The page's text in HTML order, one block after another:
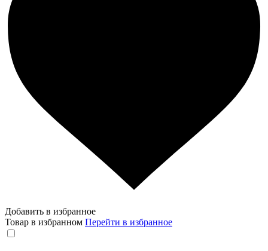
Добавить в избранное
Товар в избранном Перейти в избранное